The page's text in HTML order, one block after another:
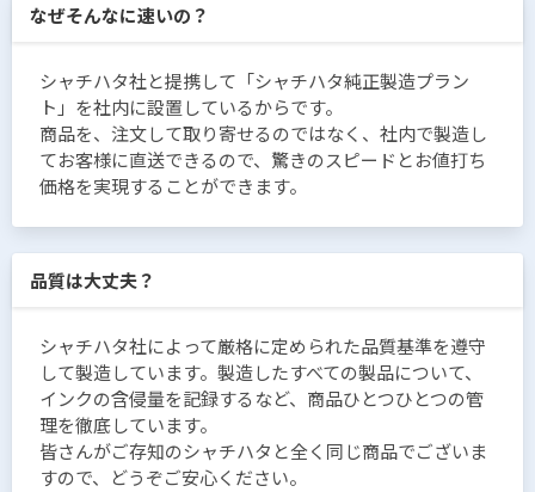
なぜそんなに速いの？
シャチハタ社と提携して「シャチハタ純正製造プラン
ト」を社内に設置しているからです。
商品を、注文して取り寄せるのではなく、社内で製造し
てお客様に直送できるので、驚きのスピードとお値打ち
価格を実現することができます。
品質は大丈夫？
シャチハタ社によって厳格に定められた品質基準を遵守
して製造しています。製造したすべての製品について、
インクの含侵量を記録するなど、商品ひとつひとつの管
理を徹底しています。
皆さんがご存知のシャチハタと全く同じ商品でございま
すので、どうぞご安心ください。